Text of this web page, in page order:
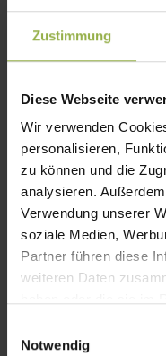
Zustimmung
Diese Webseite
Wir verwenden
personalisieren,
zu können und die
analysieren.
Verwendung unserer
soziale Medien,
Partner führen diese
weiteren Daten
Notwendig
Wirkung
eines
nur mit Design,
Funktionalität.
während
den Regen
freistehend im
Hauswand
Raum für
die